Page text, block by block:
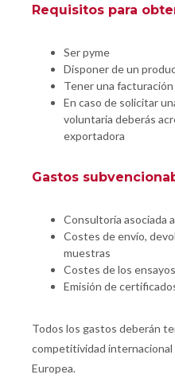
Requisitos para
Ser pyme
Disponer de un
Tener una
En caso de solicitar
voluntaria deberás
exportadora
Gastos
Consultoría asociada
Costes de envío,
muestras
Costes de los ensayos
Emisión de
Todos los gastos deberán
competitividad internacional
Europea.